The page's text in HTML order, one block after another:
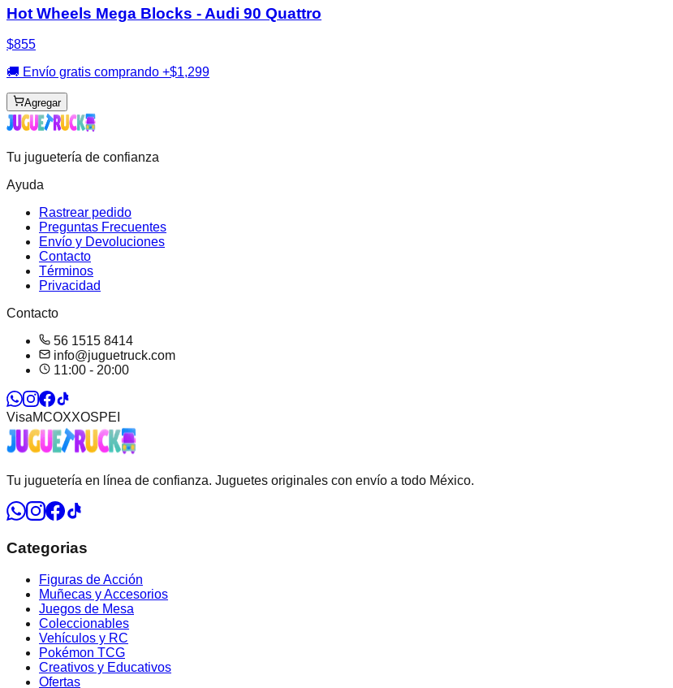
Hot Wheels Mega Blocks - Audi 90 Quattro
$855
🚚 Envío gratis comprando +$1,299
Agregar
Tu juguetería de confianza
Ayuda
Rastrear pedido
Preguntas Frecuentes
Envío y Devoluciones
Contacto
Términos
Privacidad
Contacto
56 1515 8414
info@juguetruck.com
11:00 - 20:00
VisaMCOXXOSPEI
Tu juguetería en línea de confianza. Juguetes originales con envío a todo México.
Categorias
Figuras de Acción
Muñecas y Accesorios
Juegos de Mesa
Coleccionables
Vehículos y RC
Pokémon TCG
Creativos y Educativos
Ofertas